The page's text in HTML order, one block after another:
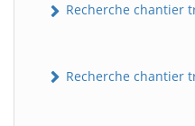
Recherche chantier
Recherche chantier